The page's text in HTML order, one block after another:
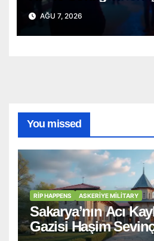
Estirdi!
AĞU 7, 2026
You missed
RİP HAPPENS ASKERIYE MILITARY
Sakarya’nın Acı
Gazisi Haşim